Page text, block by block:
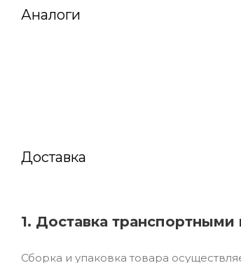
Аналоги
Доставка
1. Доставка
Сборка и упаковка товара